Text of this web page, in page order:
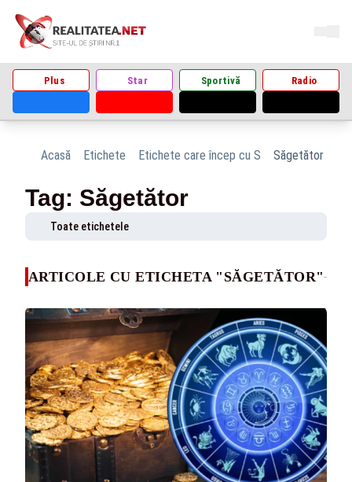
Plus Star Sportivă Radio
Acasă Etichete Etichete care încep cu S Săgetător
Tag: Săgetător
Toate etichetele
ARTICOLE CU ETICHETA "SĂGETĂTOR"